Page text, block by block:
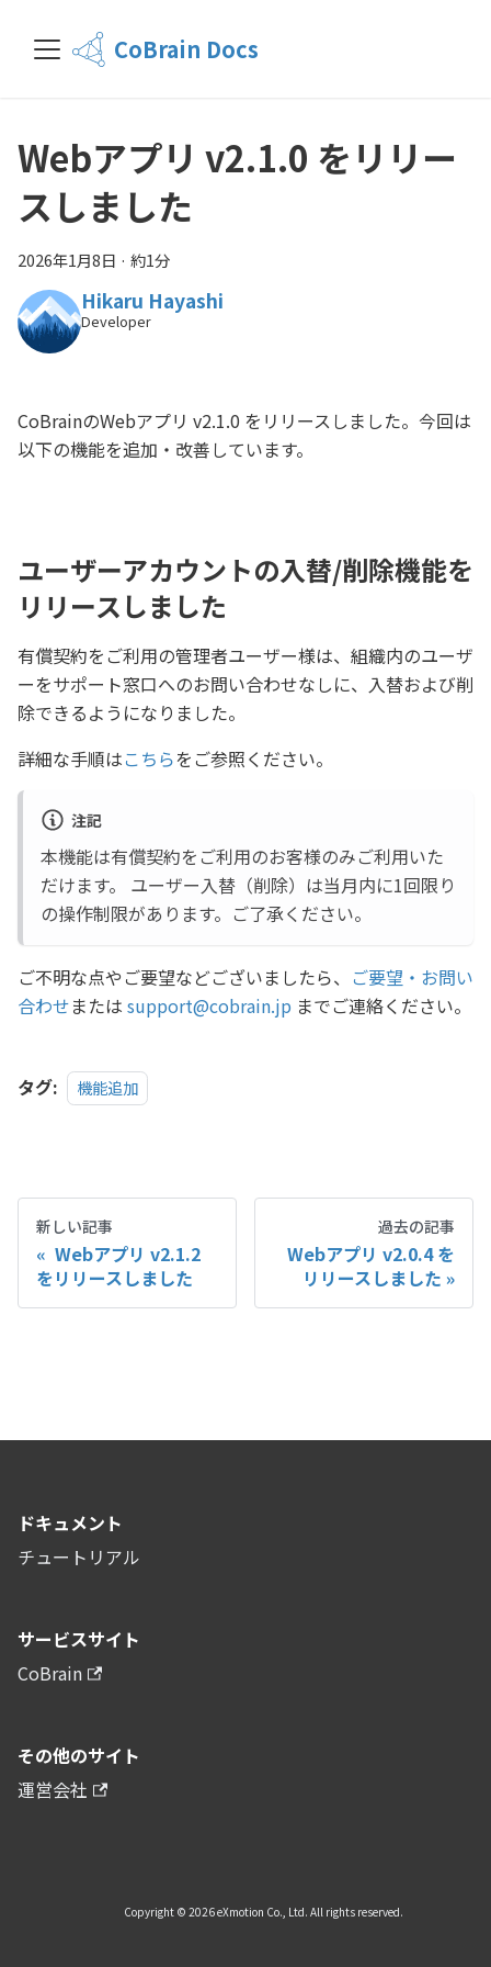
CoBrain Docs
Webアプリ v2.1.0 をリリー
スしました
2026年1月8日 · 約1分
Hikaru Hayashi
Developer
CoBrainのWebアプリ v2.1.0 をリリースしました。今回は
以下の機能を追加・改善しています。
ユーザーアカウントの入替/削除機能を
リリースしました
有償契約をご利用の管理者ユーザー様は、組織内のユーザ
ーをサポート窓口へのお問い合わせなしに、入替および削
除できるようになりました。
詳細な手順はこちらをご参照ください。
注記
本機能は有償契約をご利用のお客様のみご利用いた
だけます。 ユーザー入替（削除）は当月内に1回限り
の操作制限があります。ご了承ください。
ご不明な点やご要望などございましたら、 ご要望・お問い
合わせまたは support@cobrain.jp までご連絡ください。
タグ: 機能追加
新しい記事
Webアプリ v2.1.2
をリリースしました
過去の記事
Webアプリ v2.0.4 を
リリースしました
ドキュメント
チュートリアル
サービスサイト
CoBrain
その他のサイト
運営会社
Copyright © 2026 eXmotion Co., Ltd. All rights reserved.